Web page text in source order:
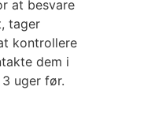
at besvare
tager
kontrollere
dem i
uger før.